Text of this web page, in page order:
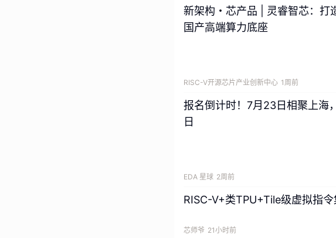
新架构・芯产品 | 灵睿智芯：打
国产高端算力底座
RISC-V开源芯片产业创新中心 1周前
报名倒计时！7月23日相聚上海
日
EDA 星球 2周前
RISC-V+类TPU+Tile级虚拟指
芯师爷 21小时前